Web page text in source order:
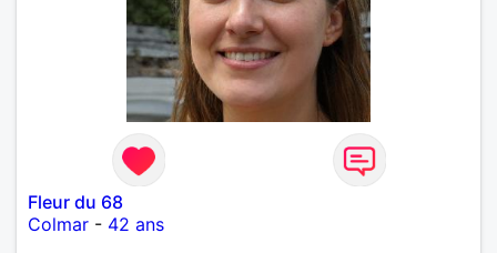
Fleur du 68
Colmar - 42 ans